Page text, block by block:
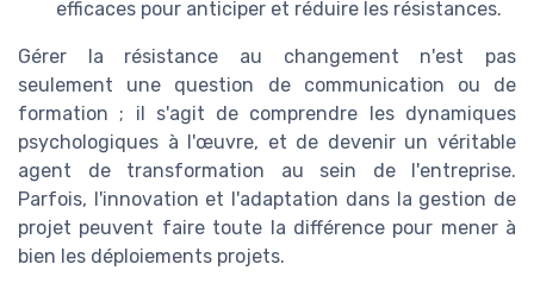
efficaces pour anticiper et réduire les résistances.
Gérer la résistance au changement n'est pas
seulement une question de communication ou de
formation ; il s'agit de comprendre les dynamiques
psychologiques à l'œuvre, et de devenir un véritable
agent de transformation au sein de l'entreprise.
Parfois, l'innovation et l'adaptation dans la gestion de
projet peuvent faire toute la différence pour mener à
bien les déploiements projets.